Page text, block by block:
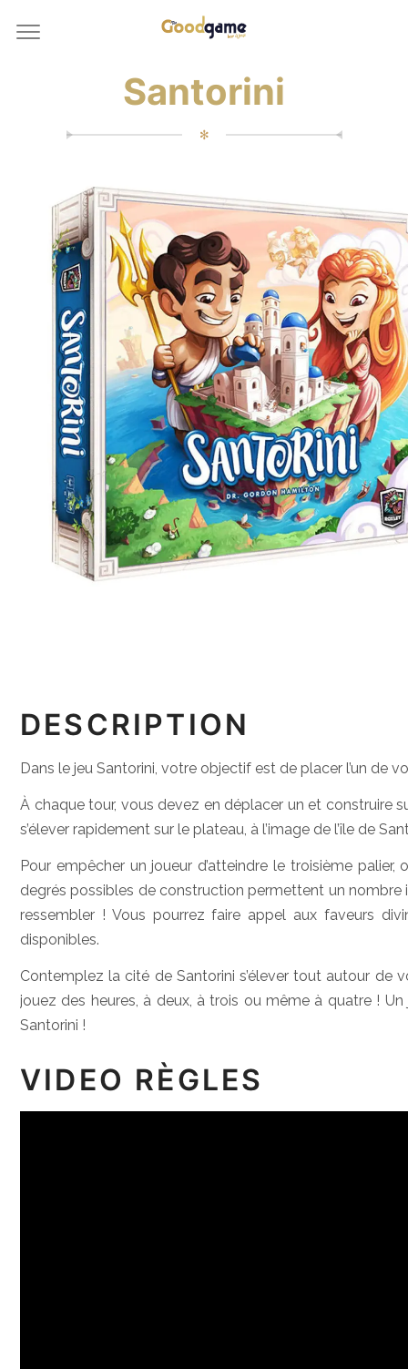
Santorini
✻
DESCRIPTION
Dans le jeu Santorini, votre objectif est de placer l’un de
À chaque tour, vous devez en déplacer un et construire
s’élever rapidement sur le plateau, à l’image de l’île de
Pour empêcher un joueur d’atteindre le troisième
degrés possibles de construction permettent un
ressembler ! Vous pourrez faire appel aux faveurs
disponibles.
Contemplez la cité de Santorini s’élever tout autour
jouez des heures, à deux, à trois ou même à quatre !
Santorini !
VIDEO RÈGLES